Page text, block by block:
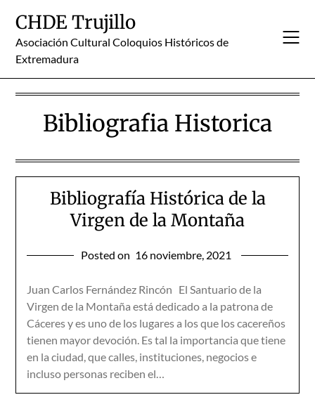
content
CHDE Trujillo
Asociación Cultural Coloquios Históricos de
Extremadura
Bibliografia Historica
Bibliografía Histórica de la
Virgen de la Montaña
Posted on 16 noviembre, 2021
Juan Carlos Fernández Rincón El Santuario de la
Virgen de la Montaña está dedicado a la patrona de
Cáceres y es uno de los lugares a los que los cacereños
tienen mayor devoción. Es tal la importancia que tiene
en la ciudad, que calles, instituciones, negocios e
incluso personas reciben el…